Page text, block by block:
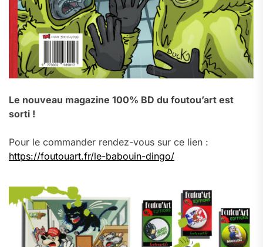
Le nouveau magazine 100% BD du foutou’art est
sorti !
Pour le commander rendez-vous sur ce lien :
https://foutouart.fr/le-babouin-dingo/